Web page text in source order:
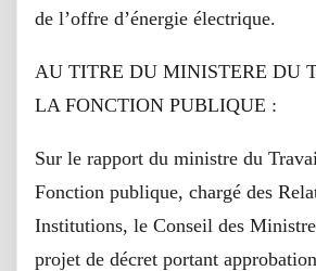
de l’offre d’énergie électrique.
AU TITRE DU MINISTERE DU
LA FONCTION PUBLIQUE :
Sur le rapport du ministre du
Fonction publique, chargé des
Institutions, le Conseil des
projet de décret portant